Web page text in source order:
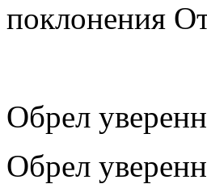
поклонения
Обрел
Обрел